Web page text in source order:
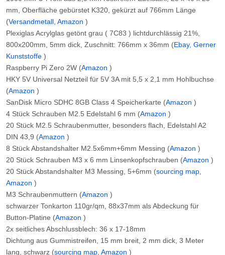
mm, Oberfläche gebürstet K320, gekürzt auf 766mm Länge
(Versandmetall, Amazon )
Plexiglas Acrylglas getönt grau ( 7C83 ) lichtdurchlässig 21%,
800x200mm, 5mm dick, Zuschnitt: 766mm x 36mm (Ebay, Gerner
Kunststoffe )
Raspberry Pi Zero 2W (Amazon )
HKY 5V Universal Netzteil für 5V 3A mit 5,5 x 2,1 mm Hohlbuchse
(Amazon )
SanDisk Micro SDHC 8GB Class 4 Speicherkarte (Amazon )
4 Stück Schrauben M2.5 Edelstahl 6 mm (Amazon )
20 Stück M2.5 Schraubenmutter, besonders flach, Edelstahl A2
DIN 43,9 (Amazon )
8 Stück Abstandshalter M2.5x6mm+6mm Messing (Amazon )
20 Stück Schrauben M3 x 6 mm Linsenkopfschrauben (Amazon )
20 Stück Abstandshalter M3 Messing, 5+6mm (sourcing map,
Amazon )
M3 Schraubenmuttern (Amazon )
schwarzer Tonkarton 110gr/qm, 88x37mm als Abdeckung für
Button-Platine (Amazon )
2x seitliches Abschlussblech: 36 x 17-18mm
Dichtung aus Gummistreifen, 15 mm breit, 2 mm dick, 3 Meter
lang, schwarz (sourcing map, Amazon )